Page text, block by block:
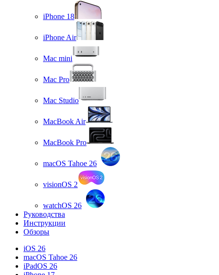
iPhone 18
iPhone Air
Mac mini
Mac Pro
Mac Studio
MacBook Air
MacBook Pro
macOS Tahoe 26
visionOS 2
watchOS 26
Руководства
Инструкции
Обзоры
iOS 26
macOS Tahoe 26
iPadOS 26